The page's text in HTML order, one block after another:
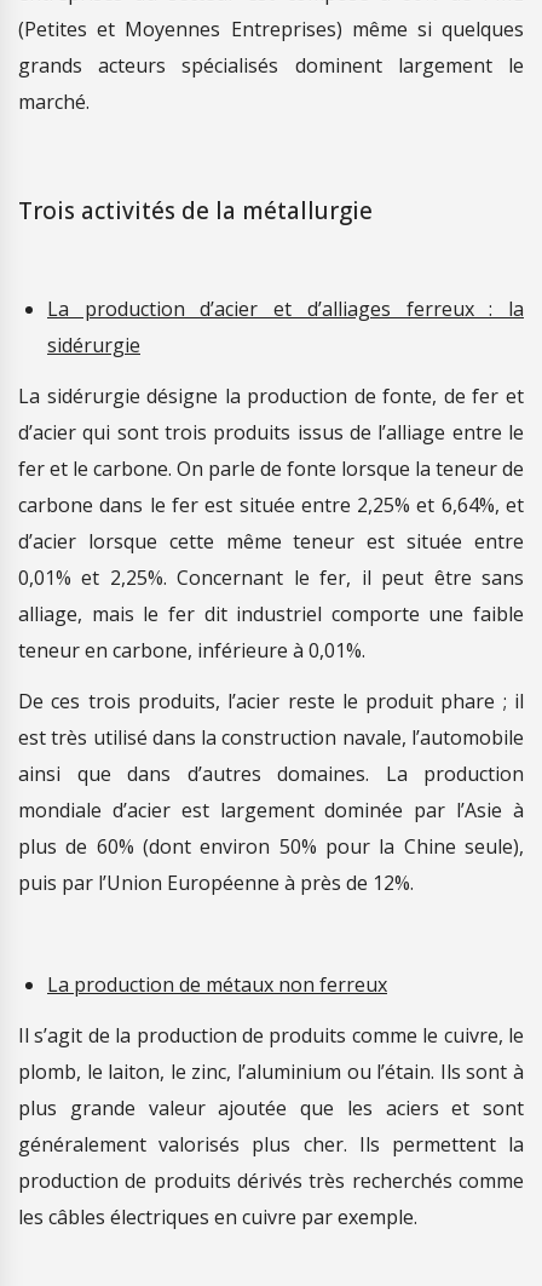
(Petites et Moyennes Entreprises) même si quelques
grands acteurs spécialisés dominent largement le
marché.
Trois activités de la métallurgie
La production d’acier et d’alliages ferreux : la
sidérurgie
La sidérurgie désigne la production de fonte, de fer et
d’acier qui sont trois produits issus de l’alliage entre le
fer et le carbone. On parle de fonte lorsque la teneur de
carbone dans le fer est située entre 2,25% et 6,64%, et
d’acier lorsque cette même teneur est située entre
0,01% et 2,25%. Concernant le fer, il peut être sans
alliage, mais le fer dit industriel comporte une faible
teneur en carbone, inférieure à 0,01%.
De ces trois produits, l’acier reste le produit phare ; il
est très utilisé dans la construction navale, l’automobile
ainsi que dans d’autres domaines. La production
mondiale d’acier est largement dominée par l’Asie à
plus de 60% (dont environ 50% pour la Chine seule),
puis par l’Union Européenne à près de 12%.
La production de métaux non ferreux
Il s’agit de la production de produits comme le cuivre, le
plomb, le laiton, le zinc, l’aluminium ou l’étain. Ils sont à
plus grande valeur ajoutée que les aciers et sont
généralement valorisés plus cher. Ils permettent la
production de produits dérivés très recherchés comme
les câbles électriques en cuivre par exemple.